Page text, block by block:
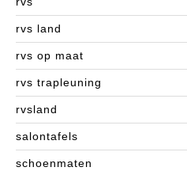
rvs land
rvs op maat
rvs trapleuning
rvsland
salontafels
schoenmaten